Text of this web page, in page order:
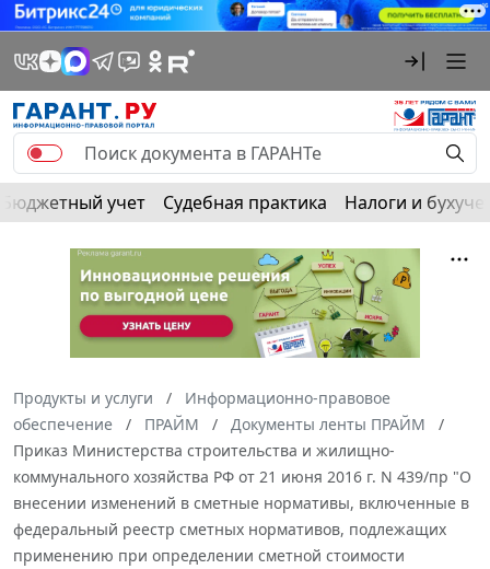
Бюджетный учет Судебная практика Налоги и
Продукты и услуги
Информационно-правовое
обеспечение
ПРАЙМ
Документы ленты ПРАЙМ
Приказ Министерства строительства и жилищно-
коммунального хозяйства РФ от 21 июня 2016 г. N 439/пр "О
внесении изменений в сметные нормативы, включенные в
федеральный реестр сметных нормативов, подлежащих
применению при определении сметной стоимости